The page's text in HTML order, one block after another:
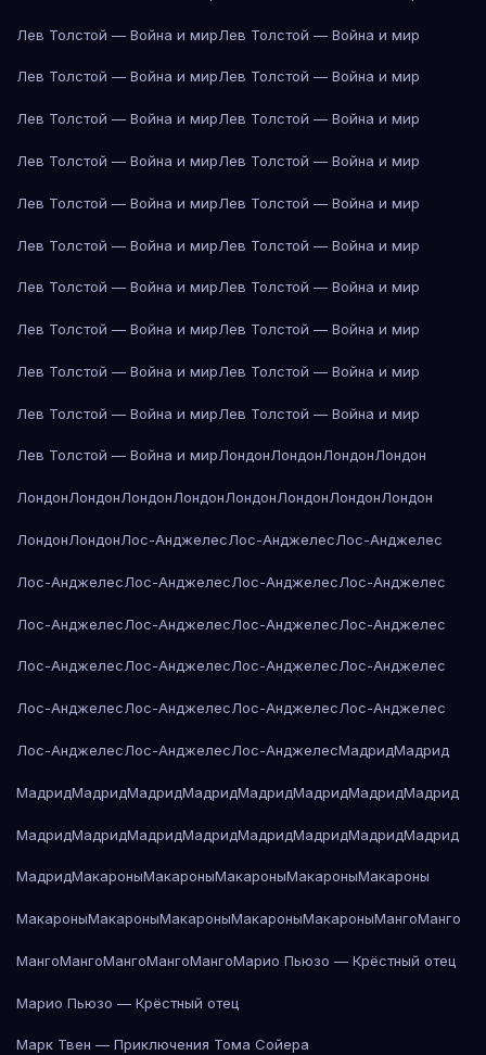
Лев Толстой — Война и мирЛев Толстой — Война и мир
Лев Толстой — Война и мирЛев Толстой — Война и мир
Лев Толстой — Война и мирЛев Толстой — Война и мир
Лев Толстой — Война и мирЛев Толстой — Война и мир
Лев Толстой — Война и мирЛев Толстой — Война и мир
Лев Толстой — Война и мирЛев Толстой — Война и мир
Лев Толстой — Война и мирЛев Толстой — Война и мир
Лев Толстой — Война и мирЛев Толстой — Война и мир
Лев Толстой — Война и мирЛев Толстой — Война и мир
Лев Толстой — Война и мирЛев Толстой — Война и мир
Лев Толстой — Война и мирЛондонЛондонЛондонЛондон
ЛондонЛондонЛондонЛондонЛондонЛондонЛондонЛондон
ЛондонЛондонЛос-АнджелесЛос-АнджелесЛос-Анджелес
Лос-АнджелесЛос-АнджелесЛос-АнджелесЛос-Анджелес
Лос-АнджелесЛос-АнджелесЛос-АнджелесЛос-Анджелес
Лос-АнджелесЛос-АнджелесЛос-АнджелесЛос-Анджелес
Лос-АнджелесЛос-АнджелесЛос-АнджелесЛос-Анджелес
Лос-АнджелесЛос-АнджелесЛос-АнджелесМадридМадрид
МадридМадридМадридМадридМадридМадридМадридМадрид
МадридМадридМадридМадридМадридМадридМадридМадрид
МадридМакароныМакароныМакароныМакароныМакароны
МакароныМакароныМакароныМакароныМакароныМангоМанго
МангоМангоМангоМангоМангоМарио Пьюзо — Крёстный отец
Марио Пьюзо — Крёстный отец
Марк Твен — Приключения Тома Сойера